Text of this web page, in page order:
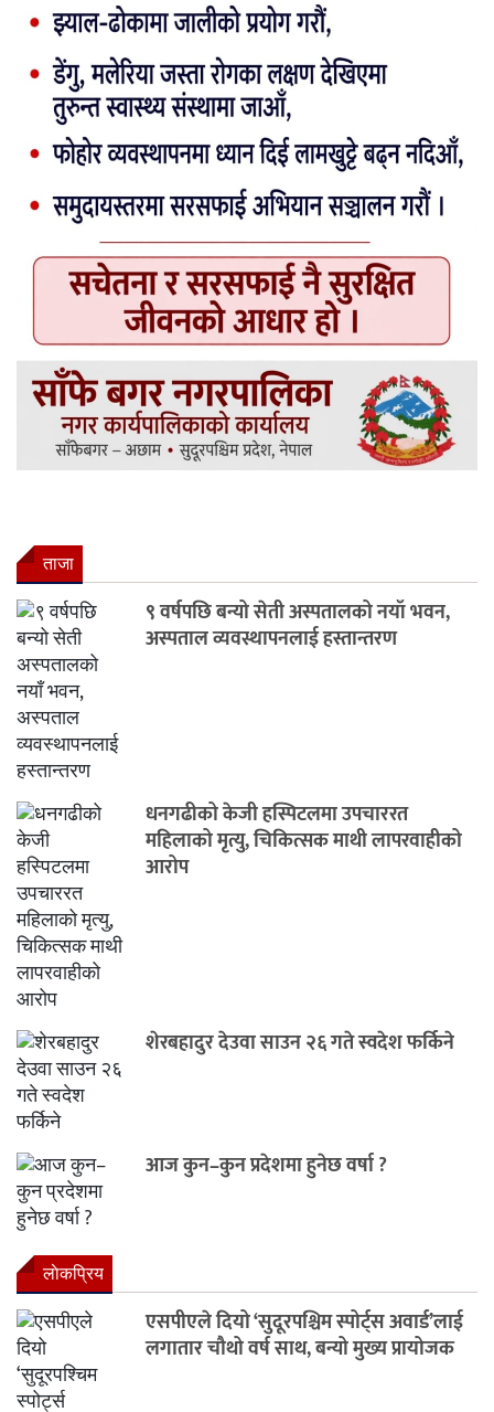
ताजा
९ वर्षपछि बन्यो सेती अस्पतालको नयाँ भवन,
अस्पताल व्यवस्थापनलाई हस्तान्तरण
धनगढीको केजी हस्पिटलमा उपचाररत
महिलाको मृत्यु, चिकित्सक माथी लापरवाहीको
आरोप
शेरबहादुर देउवा साउन २६ गते स्वदेश फर्किने
आज कुन–कुन प्रदेशमा हुनेछ वर्षा ?
लाेकप्रिय
एसपीएले दियो ‘सुदूरपश्चिम स्पोर्ट्स अवार्ड’लाई
लगातार चौथो वर्ष साथ, बन्यो मुख्य प्रायोजक